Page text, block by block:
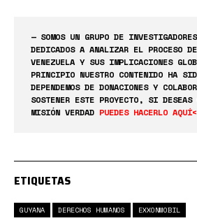
— SOMOS UN GRUPO DE
DEDICADOS A ANALIZAR EL PROCESO
VENEZUELA Y SUS IMPLICACIONES
PRINCIPIO NUESTRO CONTENIDO HA
DEPENDEMOS DE DONACIONES Y
SOSTENER ESTE PROYECTO, SI DESEAS
MISIÓN VERDAD PUEDES HACERLO AQUÍ<
ETIQUETAS
GUYANA DERECHOS HUMANOS EXXONMOBIL